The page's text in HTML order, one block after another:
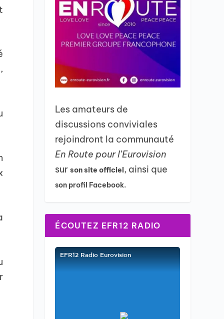
Les amateurs de
discussions conviviales
rejoindront la communauté
En Route pour l’Eurovision
surson site officiel, ainsi que
son profil Facebook.
ÉCOUTEZ EFR12 RADIO